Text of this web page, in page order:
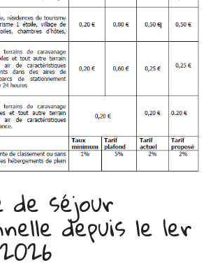
séjour
depuis le 1er